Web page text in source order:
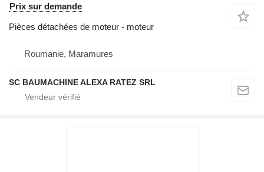
Prix sur demande
Pièces détachées de moteur - moteur
Roumanie, Maramures
SC BAUMACHINE ALEXA RATEZ SRL